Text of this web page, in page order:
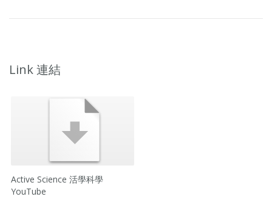
Link 連結
Active Science 活學科學
YouTube